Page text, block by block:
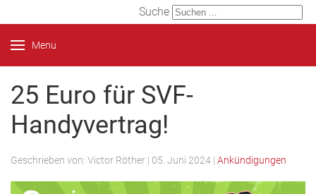
Suche
Menu
25 Euro für SVF-
Handyvertrag!
Geschrieben von: Victor Röther | 05. Juni 2024 | Ankündigungen